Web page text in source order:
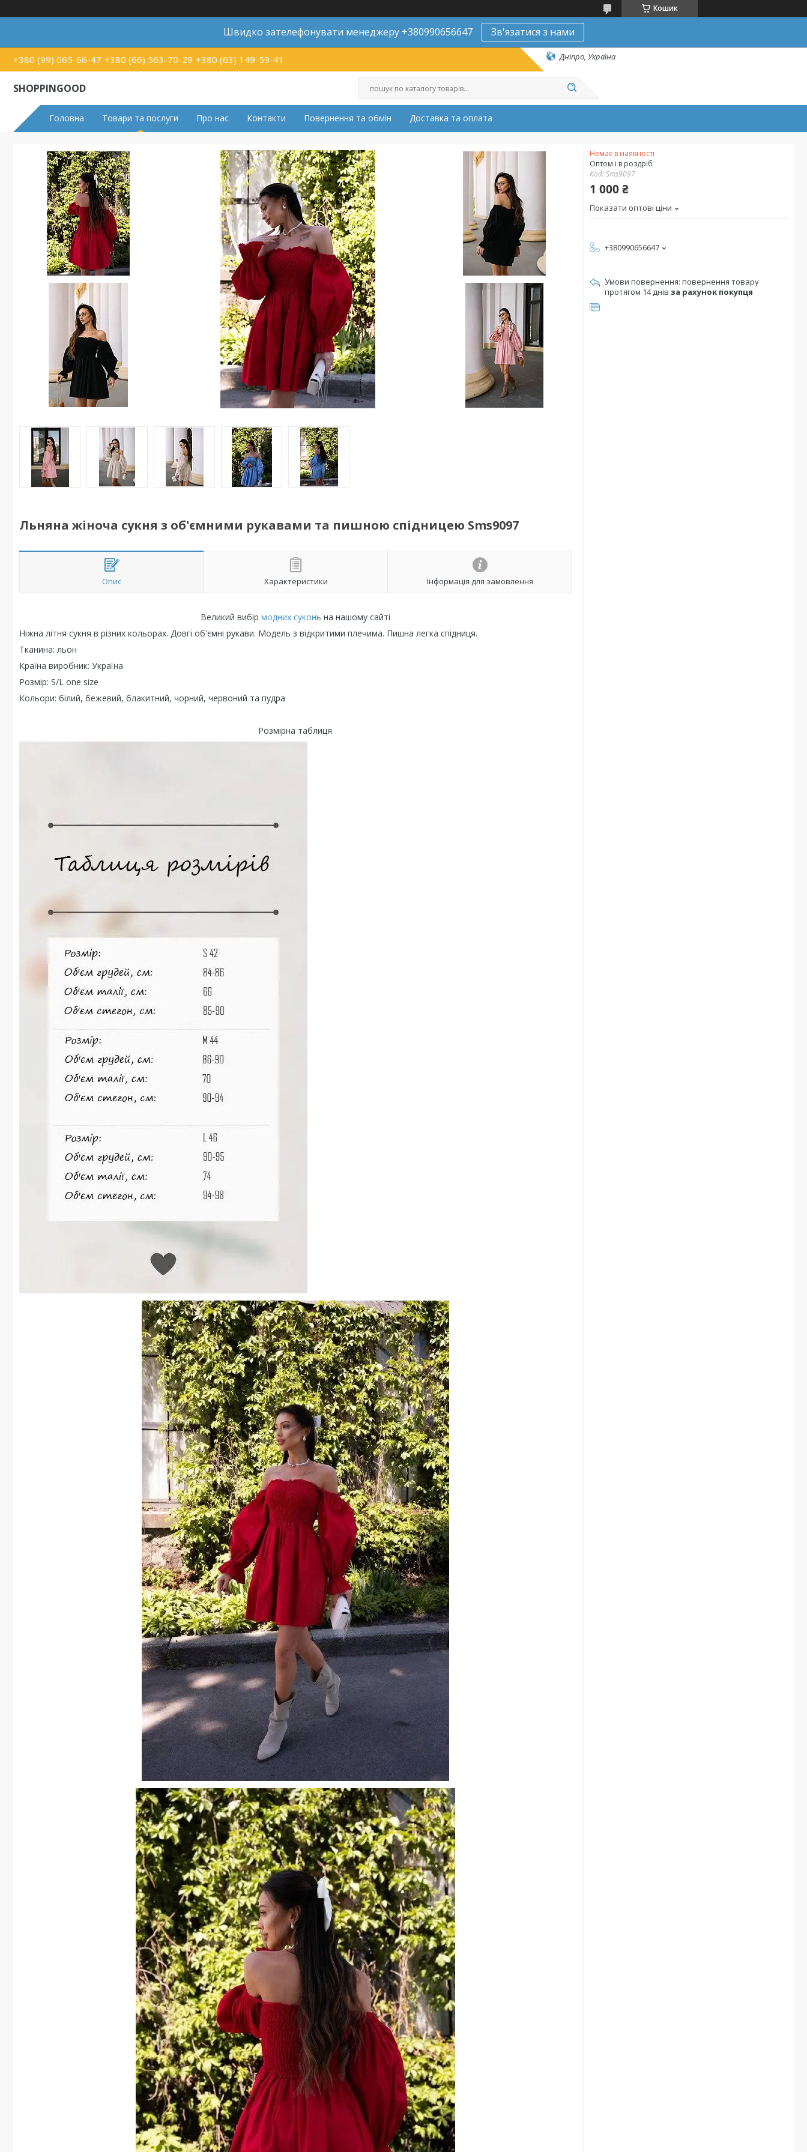
Кошик
Швидко зателефонувати менеджеру +380990656647 Зв'язатися з нами
+380 (99) 065-66-47 +380 (66) 563-70-29 +380 (63) 149-59-41 Дніпро, Україна
SHOPPINGOOD
Головна Товари та послуги Про нас Контакти Повернення та обмін Доставка та оплата
Льняна жіноча сукня з об'ємними рукавами та пишною спідницею Sms9097
Опис Характеристики Інформація для замовлення
Великий вибір модних суконь на нашому сайті
Ніжна літня сукня в різних кольорах. Довгі об'ємні рукави. Модель з відкритими плечима. Пишна легка спідниця.
Тканина: льон
Країна виробник: Україна
Розмір: S/L one size
Кольори: білий, бежевий, блакитний, чорний, червоний та пудра
Розмірна таблиця
Немає в наявності
Оптом і в роздріб
Код:Sms9097
1 000 ₴
Показати оптові ціни
+380990656647
повернення товару
протягом 14 днів за рахунок покупця